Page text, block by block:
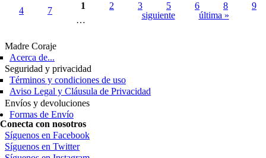
1 2 3
4 5 6
7 8
9
…
siguiente última »
Madre Coraje
Acerca de...
Seguridad y privacidad
Términos y condiciones de uso
Aviso Legal y Cláusula de Privacidad
Envíos y devoluciones
Formas de Envío
Conecta con nosotros
Síguenos en Facebook
Síguenos en Twitter